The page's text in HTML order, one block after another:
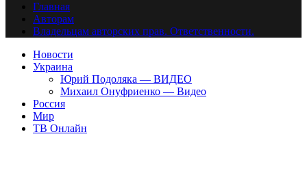
Главная
Авторам
Владельцам авторских прав. Ответственности.
Новости
Украина
Юрий Подоляка — ВИДЕО
Михаил Онуфриенко — Видео
Россия
Мир
ТВ Онлайн